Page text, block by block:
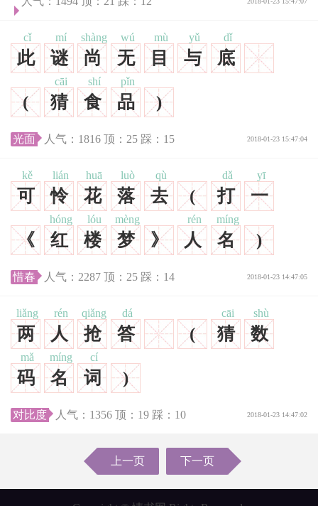
此
cǐ
谜
mí
尚
shàng
无
wú
目
mù
与
yǔ
底
dǐ
( 猜
cāi
食
shí
品
pǐn
)
2018-01-23 15:47:04
光面 人气： 1816 顶： 25 踩： 15
可
kě
怜
lián
花
huā
落
luò
去
qù
( 打
dǎ
一
yī
《 红
hóng
楼
lóu
梦
mèng
》 人
rén
名
míng
)
2018-01-23 14:47:05
惜春 人气： 2287 顶： 25 踩： 14
两
liǎng
人
rén
抢
qiǎng
答
dá
( 猜
cāi
数
shù
码
mǎ
名
míng
词
cí
)
2018-01-23 14:47:02
对比度 人气： 1356 顶： 19 踩： 10
上一页 下一页